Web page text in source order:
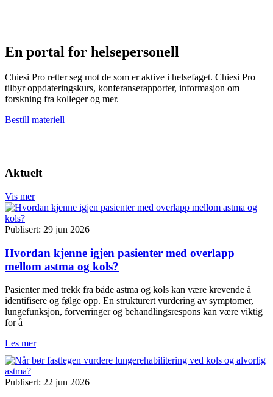
En portal for helsepersonell
Chiesi Pro retter seg mot de som er aktive i helsefaget. Chiesi Pro
tilbyr oppdateringskurs, konferanserapporter, informasjon om
forskning fra kolleger og mer.
Bestill materiell
Aktuelt
Vis mer
Publisert: 29 jun 2026
Hvordan kjenne igjen pasienter med overlapp
mellom astma og kols?
Pasienter med trekk fra både astma og kols kan være krevende å
identifisere og følge opp. En strukturert vurdering av symptomer,
lungefunksjon, forverringer og behandlingsrespons kan være viktig
for å
Les mer
Publisert: 22 jun 2026